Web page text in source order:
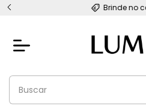
Brinde no